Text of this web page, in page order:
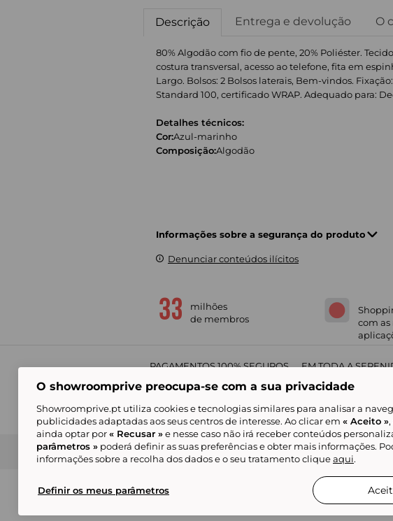
Descrição Entrega e devolução O
80% Algodão com fio de pente, 20% Poliéster.
costura transversal, acesso ao telefone, fita em
Largo. Bolsos: 2 Bolsos laterais, Bem-vindos.
Standard 100, certificado WRAP. Adequado para:
Detalhes técnicos:
Cor:Azul-marinho
Composição:Algodão
Informações sobre a segurança do produto
Denunciar conteúdos ilícitos
milhões
de membros
com as
PAGAMENTOS 100% SEGUROS EM TODA A
Condições Gerais de Venda Política de Confidencialidade Livro de
de Marketplace
Alguns visuais são gerados com inteligência artificial
© Showroomprive.pt 2026
O showroomprive preocupa-se com a sua privacidade
Showroomprive.pt utiliza cookies e tecnologias similares para analisar a
publicidades adaptadas aos seus centros de interesse. Ao clicar em « Aceito »
ainda optar por« Recusar »e nesse caso não irá receber conteúdos
parâmetros » poderá definir as suas preferências e obter mais informações.
informações sobre a recolha dos dados e o seu tratamento cliqueaqui.
Definir os meus parâmetros